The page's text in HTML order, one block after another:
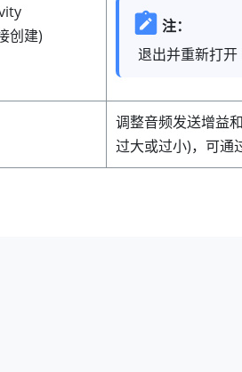
创建)
注：
退出并重新打开
调整音频发送增益
过大或过小)，可通